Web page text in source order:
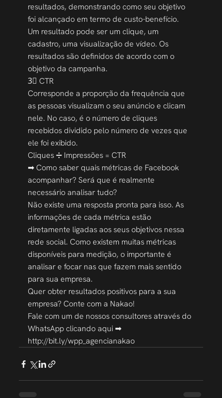
resultados, demonstrando como seu objetivo
foi alcançado em termo de custo-benefício.
Um resultado pode ser um clique, um
cadastro, uma visualização de vídeo. Os
resultados são definidos de acordo com o
objetivo da campanha.
3⃣ CTR
Corresponde a proporção da frequência que
as pessoas visualizam o seu anúncio e clicam
nele. No caso, é o número de cliques
recebidos dividido pelo número de vezes que
ele foi exibido.
Cliques ➗ Impressões = CTR
➡ Como saber quais métricas de Facebook
acompanhar? Será que é realmente
necessário analisar tudo?
Não existe uma resposta pronta para isso. As
informações de cada métrica estão
diretamente ligadas aos seus objetivos nessa
rede social. Como existem muitas métricas
disponíveis para medição, o importante é
analisar e focar nas que fazem mais sentido
para sua empresa.
Quer obter resultados positivos para a sua
empresa? Conte com a Nakao!
Fale com um de nossos consultores através do
WhatsApp clicando aqui ➡
http://bit.ly/wpp_agencianakao